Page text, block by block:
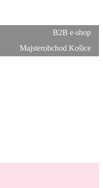
B2B e-shop
Majsterobchod Košice